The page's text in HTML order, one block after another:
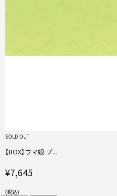
SOLD OUT
【BOX】ウマ娘 プ...
¥7,645
(税込)